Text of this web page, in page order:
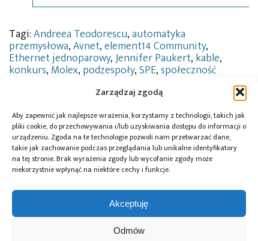
Zarządzaj zgodą
Aby zapewnić jak najlepsze wrażenia, korzystamy z technologii, takich jak
pliki cookie, do przechowywania i/lub uzyskiwania dostępu do informacji o
urządzeniu. Zgoda na te technologie pozwoli nam przetwarzać dane,
takie jak zachowanie podczas przeglądania lub unikalne identyfikatory
na tej stronie. Brak wyrażenia zgody lub wycofanie zgody może
niekorzystnie wpłynąć na niektóre cechy i funkcje.
Akceptuję
Odmów
Tagi:Andreea Teodorescu,automatyka
przemysłowa,Avnet,element14 Community,
Ethernet jednoparowy,Jennifer Paukert, kable,
konkurs, Molex, podzespoły,SPE,społeczność
testowanie
zestaw demonstracyjny
Przeczytaj również:
Farnell
Farnell rozszerza
ofertę o nowe
Farnell